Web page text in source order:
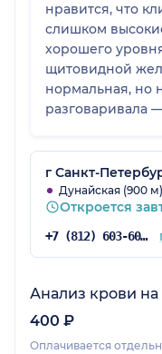
нравится, что
слишком
хорошего
щитовидной
нормальная, но
разговаривала
хороший опыт с
был
было удобно,
вопросами и
телефону.
г Санкт-
Дунайская (900 м)
Откроется
+7 (812) 603-60-42
Анализ крови
400 ₽
Оплачивается